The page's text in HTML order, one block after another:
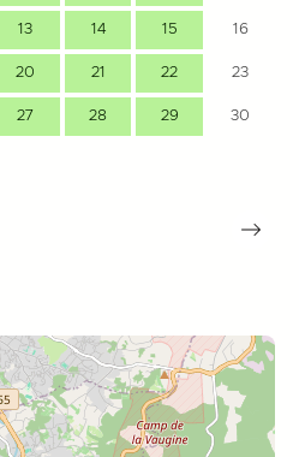
13 14 15 16
20 21 22 23
27 28 29 30